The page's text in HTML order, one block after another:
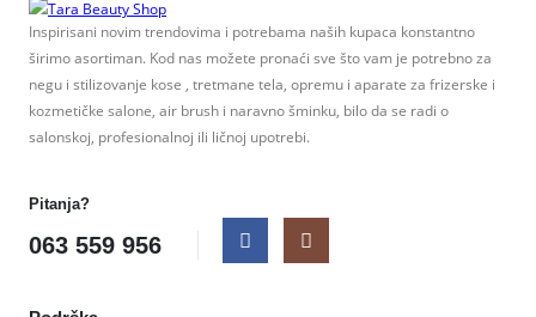
Inspirisani novim trendovima i potrebama naših kupaca konstantno
širimo asortiman. Kod nas možete pronaći sve što vam je potrebno za
negu i stilizovanje kose , tretmane tela, opremu i aparate za frizerske i
kozmetičke salone, air brush i naravno šminku, bilo da se radi o
salonskoj, profesionalnoj ili ličnoj upotrebi.
Pitanja?
063 559 956